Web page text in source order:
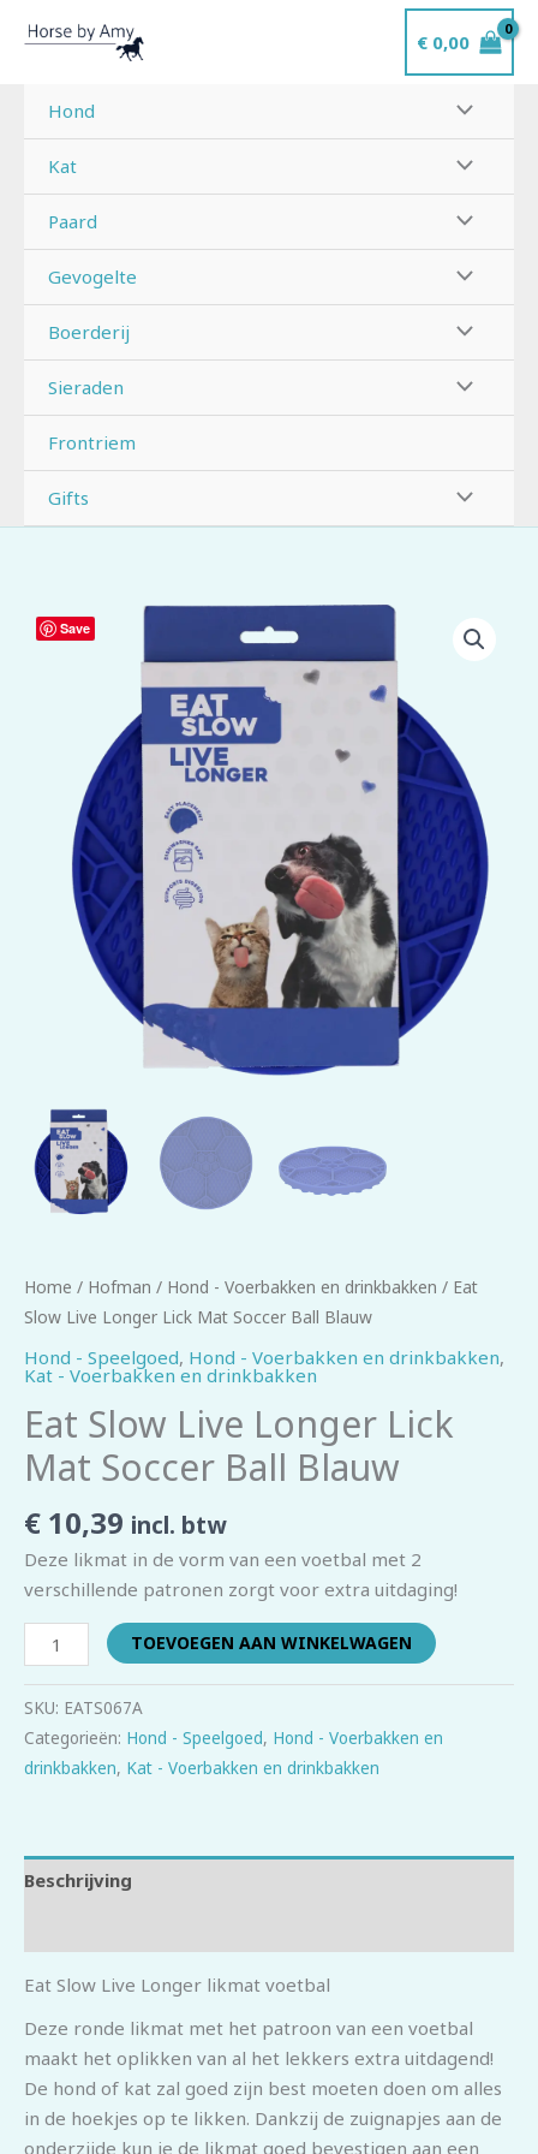
naar
inhoud
€0,00
Hond
Kat
Paard
Gevogelte
Boerderij
Sieraden
Frontriem
Gifts
Save
Home / Hofman / Hond - Voerbakken en drinkbakken / Eat
Slow Live Longer Lick Mat Soccer Ball Blauw
Hond - Speelgoed, Hond - Voerbakken en drinkbakken,
Kat - Voerbakken en drinkbakken
Eat Slow Live Longer Lick
Mat Soccer Ball Blauw
€ 10,39 incl. btw
Deze likmat in de vorm van een voetbal met 2
verschillende patronen zorgt voor extra uitdaging!
Eat
Slow
Blauw
aantal
TOEVOEGEN AAN WINKELWAGEN
SKU: EATS067A
Categorieën: Hond - Speelgoed, Hond - Voerbakken en
drinkbakken, Kat - Voerbakken en drinkbakken
Beschrijving
Eat Slow Live Longer likmat voetbal
Deze ronde likmat met het patroon van een voetbal
maakt het oplikken van al het lekkers extra uitdagend!
De hond of kat zal goed zijn best moeten doen om alles
in de hoekjes op te likken. Dankzij de zuignapjes aan de
onderzijde kun je de likmat goed bevestigen aan een